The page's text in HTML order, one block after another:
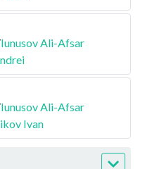
Iunusov Ali-Afsar
Iunusov Ali-Afsar
Ivan